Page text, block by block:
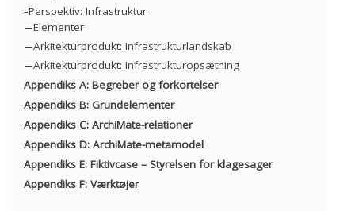
Perspektiv: Infrastruktur
Elementer
Arkitekturprodukt: Infrastrukturlandskab
Arkitekturprodukt: Infrastrukturopsætning
Appendiks A: Begreber og forkortelser
Appendiks B: Grundelementer
Appendiks C: ArchiMate-relationer
Appendiks D: ArchiMate-metamodel
Appendiks E: Fiktivcase – Styrelsen for klagesager
Appendiks F: Værktøjer